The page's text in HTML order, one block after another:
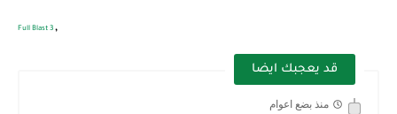
Full Blast 3 ,
قد يعجبك ايضا
منذ بضع اعوام